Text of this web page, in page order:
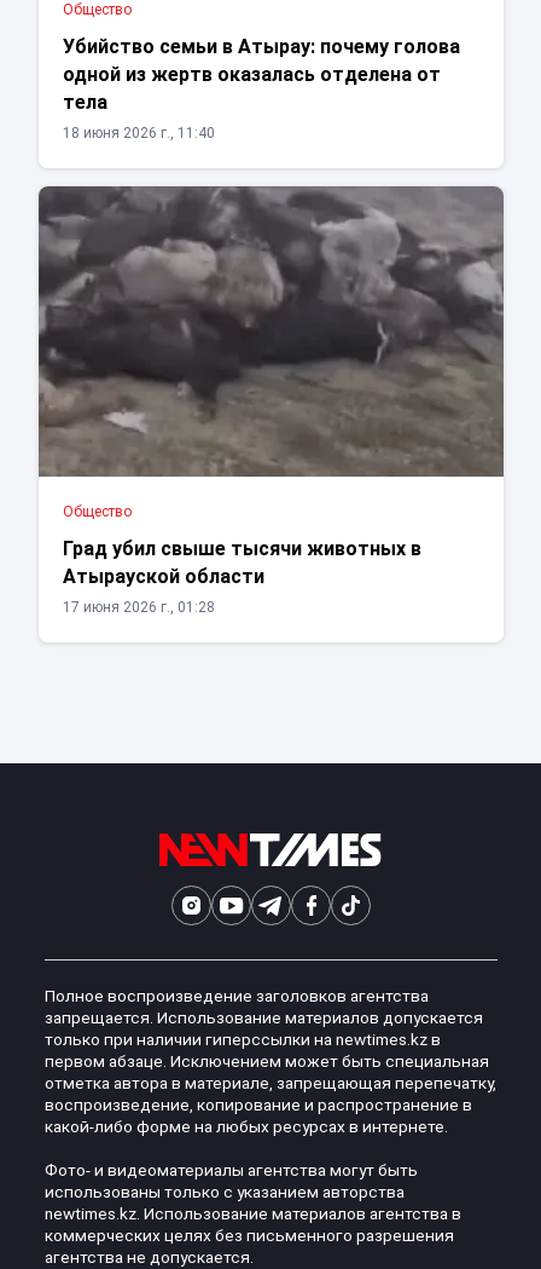
Общество
Убийство семьи в Атырау: почему голова
одной из жертв оказалась отделена от
тела
18 июня 2026 г., 11:40
Общество
Град убил свыше тысячи животных в
Атырауской области
17 июня 2026 г., 01:28
Полное воспроизведение заголовков агентства
запрещается. Использование материалов допускается
только при наличии гиперссылки на newtimes.kz в
первом абзаце. Исключением может быть специальная
отметка автора в материале, запрещающая перепечатку,
воспроизведение, копирование и распространение в
какой-либо форме на любых ресурсах в интернете.
Фото- и видеоматериалы агентства могут быть
использованы только с указанием авторства
newtimes.kz. Использование материалов агентства в
коммерческих целях без письменного разрешения
агентства не допускается.